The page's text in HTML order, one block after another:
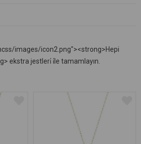
images/icon2.png"><strong>Hepi
ekstra jestleri̇ i̇le tamamlayın.